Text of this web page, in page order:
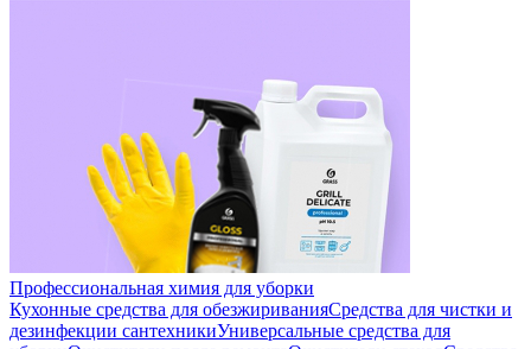
Профессиональная химия для уборки
Кухонные средства для обезжириванияСредства для чистки и
дезинфекции сантехникиУниверсальные средства для